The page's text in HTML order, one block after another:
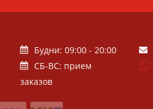
Будни: 09:00 - 20:00
СБ-ВС: прием
заказов